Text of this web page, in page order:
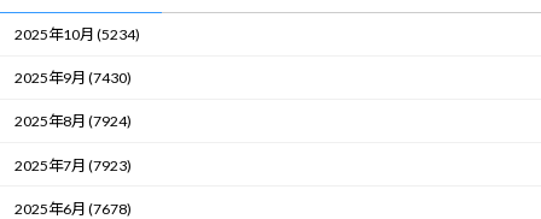
2025年10月 (5234)
2025年9月 (7430)
2025年8月 (7924)
2025年7月 (7923)
2025年6月 (7678)